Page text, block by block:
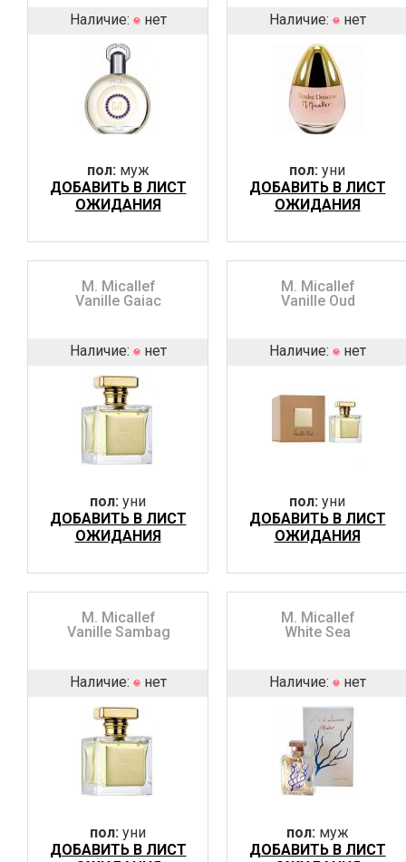
Наличие: нет
пол:муж
ДОБАВИТЬ В ЛИСТ
ОЖИДАНИЯ
Наличие: нет
пол: уни
ДОБАВИТЬ В ЛИСТ
ОЖИДАНИЯ
M. Micallef
Vanille Gaiac
Наличие: нет
пол: уни
ДОБАВИТЬ В ЛИСТ
ОЖИДАНИЯ
M. Micallef
Vanille Oud
Наличие: нет
пол: уни
ДОБАВИТЬ В ЛИСТ
ОЖИДАНИЯ
M. Micallef
Vanille Sambag
Наличие: нет
пол: уни
ДОБАВИТЬ В ЛИСТ
M. Micallef
White Sea
Наличие: нет
пол:муж
ДОБАВИТЬ В ЛИСТ